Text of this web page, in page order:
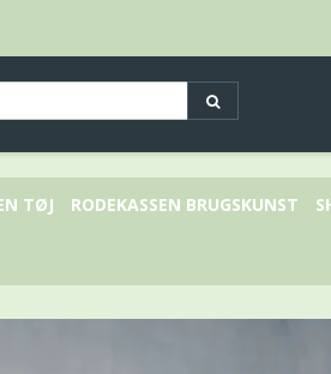
TØJ RODEKASSEN BRUGSKUNST